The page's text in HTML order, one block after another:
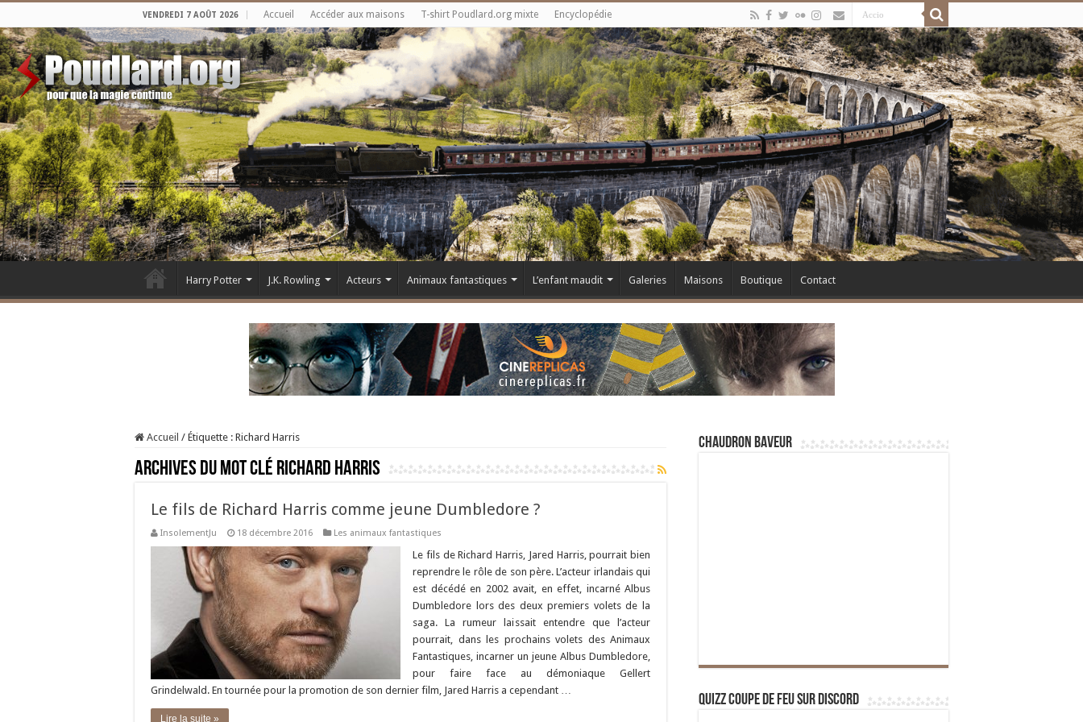
VENDREDI 7 AOÛT 2026 Accueil Accéder aux maisons T-shirt Poudlard.org mixte Encyclopédie
Harry Potter J.K. Rowling Acteurs Animaux fantastiques L’enfant maudit Galeries Maisons Boutique Contact
Accueil / Étiquette : Richard Harris
Archives du mot clé Richard Harris
Le fils de Richard Harris comme jeune Dumbledore ?
InsolementJu 18 décembre 2016 Les animaux fantastiques
Le fils de Richard Harris, Jared Harris, pourrait bien
reprendre le rôle de son père. L’acteur irlandais qui
est décédé en 2002 avait, en effet, incarné Albus
Dumbledore lors des deux premiers volets de la
saga. La rumeur laissait entendre que l’acteur
pourrait, dans les prochains volets des Animaux
Fantastiques, incarner un jeune Albus Dumbledore,
pour faire face au démoniaque Gellert
Grindelwald. En tournée pour la promotion de son dernier film, Jared Harris a cependant …
Lire la suite »
Chaudron Baveur
Quizz Coupe de Feu sur Discord